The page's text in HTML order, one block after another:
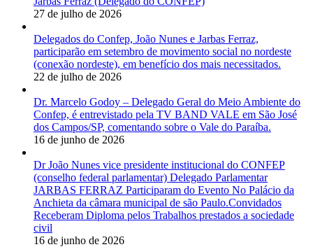
27 de julho de 2026
Delegados do Confep, João Nunes e Jarbas Ferraz,
participarão em setembro de movimento social no nordeste
(conexão nordeste), em benefício dos mais necessitados.
22 de julho de 2026
Dr. Marcelo Godoy – Delegado Geral do Meio Ambiente do
Confep, é entrevistado pela TV BAND VALE em São José
dos Campos/SP, comentando sobre o Vale do Paraíba.
16 de junho de 2026
Dr João Nunes vice presidente institucional do CONFEP
(conselho federal parlamentar) Delegado Parlamentar
JARBAS FERRAZ Participaram do Evento No Palácio da
Anchieta da câmara municipal de são Paulo.Convidados
Receberam Diploma pelos Trabalhos prestados a sociedade
civil
16 de junho de 2026